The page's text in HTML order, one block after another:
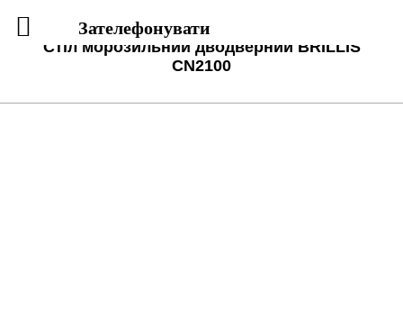
Стіл морозильний дводверний BRILLIS
СN2100
Зателефонувати